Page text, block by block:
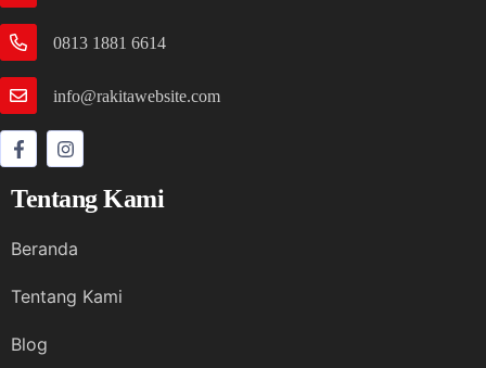
0813 1881 6614
info@rakitawebsite.com
Tentang Kami
Beranda
Tentang Kami
Blog